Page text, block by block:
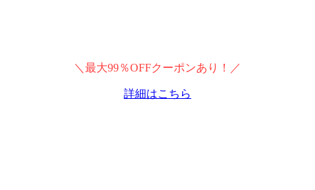
＼最大99％OFFクーポンあり！／
詳細はこちら